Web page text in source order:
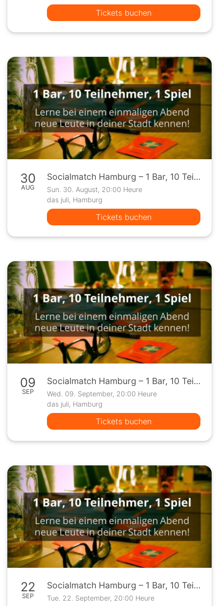
Tickets buchen
30
AUG
Socialmatch Hamburg – 1 Bar, 10 Teilnehmer, 1 Spiel
Sun. 30. August, 20:00 Heure
das juli, Hamburg
Tickets buchen
09
SEP
Socialmatch Hamburg – 1 Bar, 10 Teilnehmer, 1 Spiel
Wed. 09. September, 20:00 Heure
das juli, Hamburg
Tickets buchen
22
SEP
Socialmatch Hamburg – 1 Bar, 10 Teilnehmer, 1 Spiel
Tue. 22. September, 20:00 Heure